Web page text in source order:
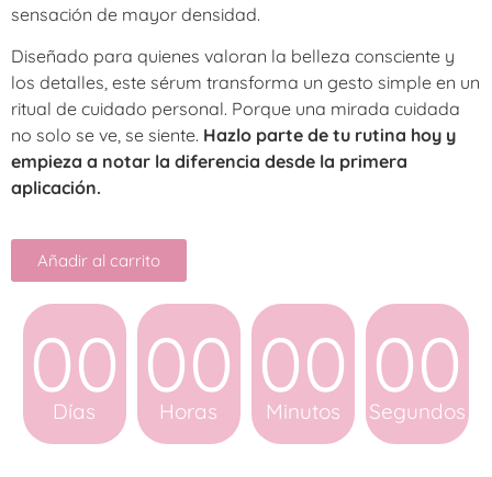
sensación de mayor densidad.
Diseñado para quienes valoran la belleza consciente y
los detalles, este sérum transforma un gesto simple en un
ritual de cuidado personal. Porque una mirada cuidada
no solo se ve, se siente. Hazlo parte de tu rutina hoy y
empieza a notar la diferencia desde la primera
aplicación.
Añadir al carrito
00
Días
00
Horas
00
Minutos
00
Segundos